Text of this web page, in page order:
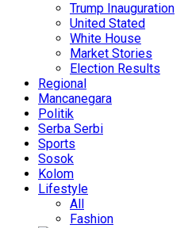
Trump Inauguration
United Stated
White House
Market Stories
Election Results
Regional
Mancanegara
Politik
Serba Serbi
Sports
Sosok
Kolom
Lifestyle
All
Fashion